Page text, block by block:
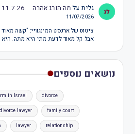
גליתעל מה הורג אהבה – 11.7.26
11/07/2026
ציטוט של ארנסט המינגוויי: "קשה
אבל קל מאוד לדעת מתי היא מתה.
נושאים נוספים
in Israel divorce
divorce lawyer family court
lawyer relationship